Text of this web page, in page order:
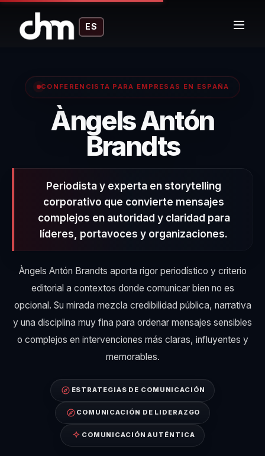
ES
CONFERENCISTA PARA EMPRESAS EN ESPAÑA
Àngels Antón
Brandts–
Periodista y experta en storytelling
corporativo que convierte mensajes
complejos en autoridad y claridad para
líderes, portavoces y organizaciones.
Àngels Antón Brandts aporta rigor periodístico y criterio
editorial a contextos donde comunicar bien no es
opcional. Su mirada mezcla credibilidad pública, narrativa
y una disciplina muy fina para ordenar mensajes sensibles
o complejos en intervenciones más claras, influyentes y
memorables.
ESTRATEGIAS DE COMUNICACIÓN
COMUNICACIÓN DE LIDERAZGO
COMUNICACIÓN AUTÉNTICA